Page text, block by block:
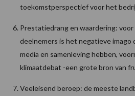
toekomstperspectief voor het
Prestatiedrang en waardering:
deelnemers is het negatieve imago
media en samenleving hebben,
klimaatdebat -een grote bron van
Veeleisend beroep: de meeste